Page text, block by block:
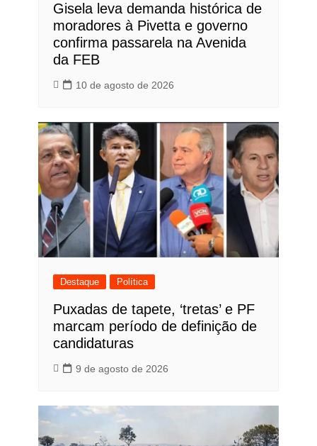
Gisela leva demanda histórica de
moradores à Pivetta e governo
confirma passarela na Avenida
da FEB
10 de agosto de 2026
Destaque Política
Puxadas de tapete, ‘tretas’ e PF
marcam período de definição de
candidaturas
9 de agosto de 2026